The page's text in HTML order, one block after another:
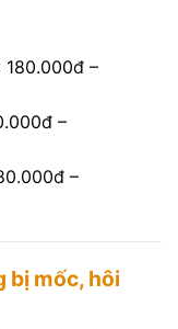
180.000đ –
–
–
bị mốc, hôi